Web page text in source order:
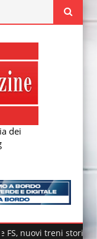
dei
treni storici speciali